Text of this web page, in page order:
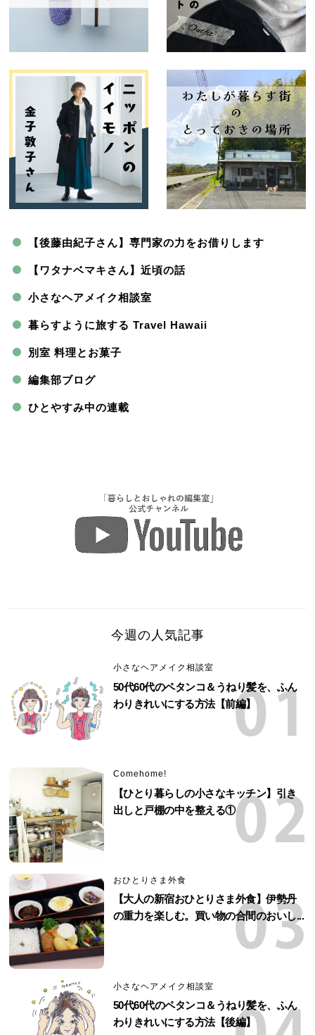
【後藤由紀子さん】専門家の力をお借りします
【ワタナベマキさん】近頃の話
小さなヘアメイク相談室
暮らすように旅する Travel Hawaii
別室 料理とお菓子
編集部ブログ
ひとやすみ中の連載
今週の人気記事
小さなヘアメイク相談室
50代60代のペタンコ＆うねり髪を、ふん
わりきれいにする方法【前編】
Comehome!
【ひとり暮らしの小さなキッチン】引き
出しと戸棚の中を整える①
おひとりさま外食
【大人の新宿おひとりさま外食】伊勢丹
の重力を楽しむ。買い物の合間のおいし...
小さなヘアメイク相談室
50代60代のペタンコ＆うねり髪を、ふん
わりきれいにする方法【後編】